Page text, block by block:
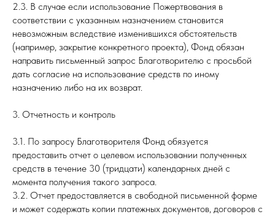
2.3. В случае если использование Пожертвования в
соответствии с указанным назначением становится
невозможным вследствие изменившихся обстоятельств
(например, закрытие конкретного проекта), Фонд обязан
направить письменный запрос Благотворителю с просьбой
дать согласие на использование средств по иному
назначению либо на их возврат.
3. Отчетность и контроль
3.1. По запросу Благотворителя Фонд обязуется
предоставить отчет о целевом использовании полученных
средств в течение 30 (тридцати) календарных дней с
момента получения такого запроса.
3.2. Отчет предоставляется в свободной письменной форме
и может содержать копии платежных документов, договоров с